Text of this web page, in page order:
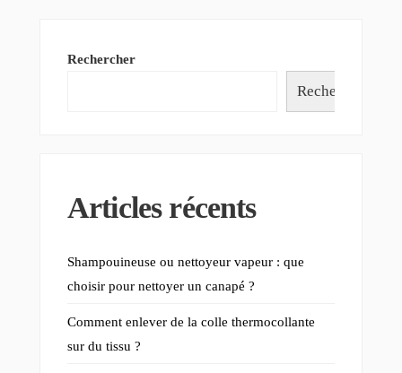
Rechercher
Rechercher
Articles récents
Shampouineuse ou nettoyeur vapeur : que
choisir pour nettoyer un canapé ?
Comment enlever de la colle thermocollante
sur du tissu ?